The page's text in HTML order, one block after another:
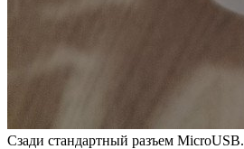
Сзади стандартный разъем MicroUSB.